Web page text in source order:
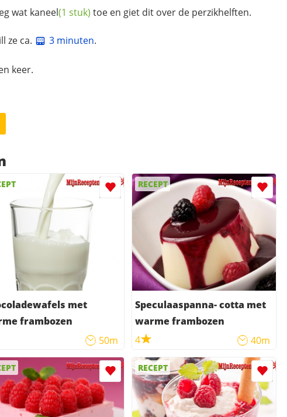
wat kaneel(1 stuk) toe en giet dit over de perzikhelften.
ze ca. 3 minuten.
keer.
met
frambozen
50m
RECEPT
Speculaaspanna- cotta met
warme frambozen
4
40m
RECEPT